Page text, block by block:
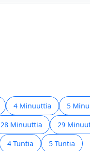
4 Minuuttia 5
28 Minuuttia 29
4 Tuntia 5 Tuntia